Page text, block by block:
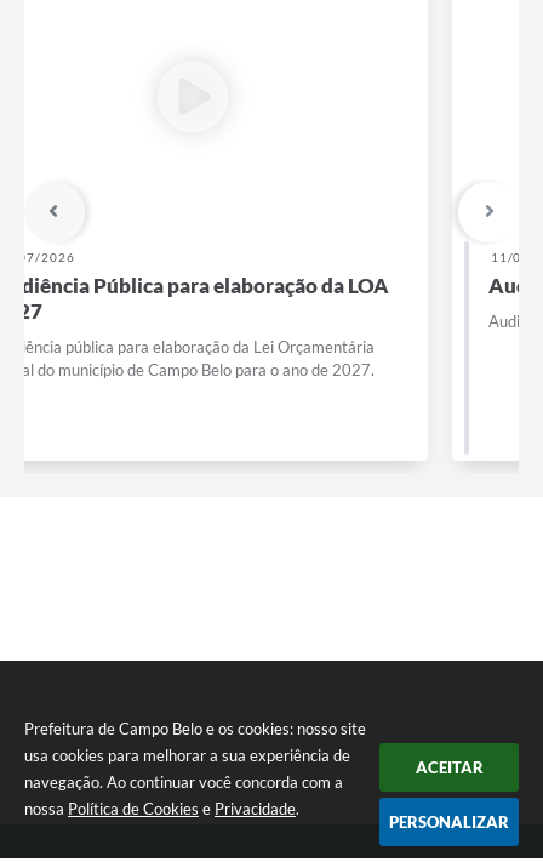
Prefeitura de Campo Belo e os cookies: nosso site
usa cookies para melhorar a sua experiência de
navegação. Ao continuar você concorda com a
nossa Política de Cookies e Privacidade.
ACEITAR
PERSONALIZAR
Audiência Pública LDO 2027